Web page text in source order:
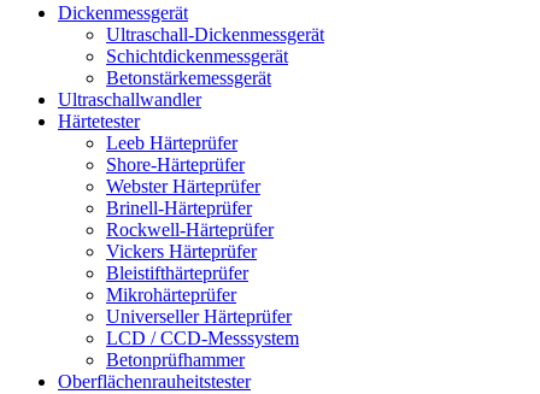
Dickenmessgerät
Ultraschall-Dickenmessgerät
Schichtdickenmessgerät
Betonstärkemessgerät
Ultraschallwandler
Härtetester
Leeb Härteprüfer
Shore-Härteprüfer
Webster Härteprüfer
Brinell-Härteprüfer
Rockwell-Härteprüfer
Vickers Härteprüfer
Bleistifthärteprüfer
Mikrohärteprüfer
Universeller Härteprüfer
LCD / CCD-Messsystem
Betonprüfhammer
Oberflächenrauheitstester